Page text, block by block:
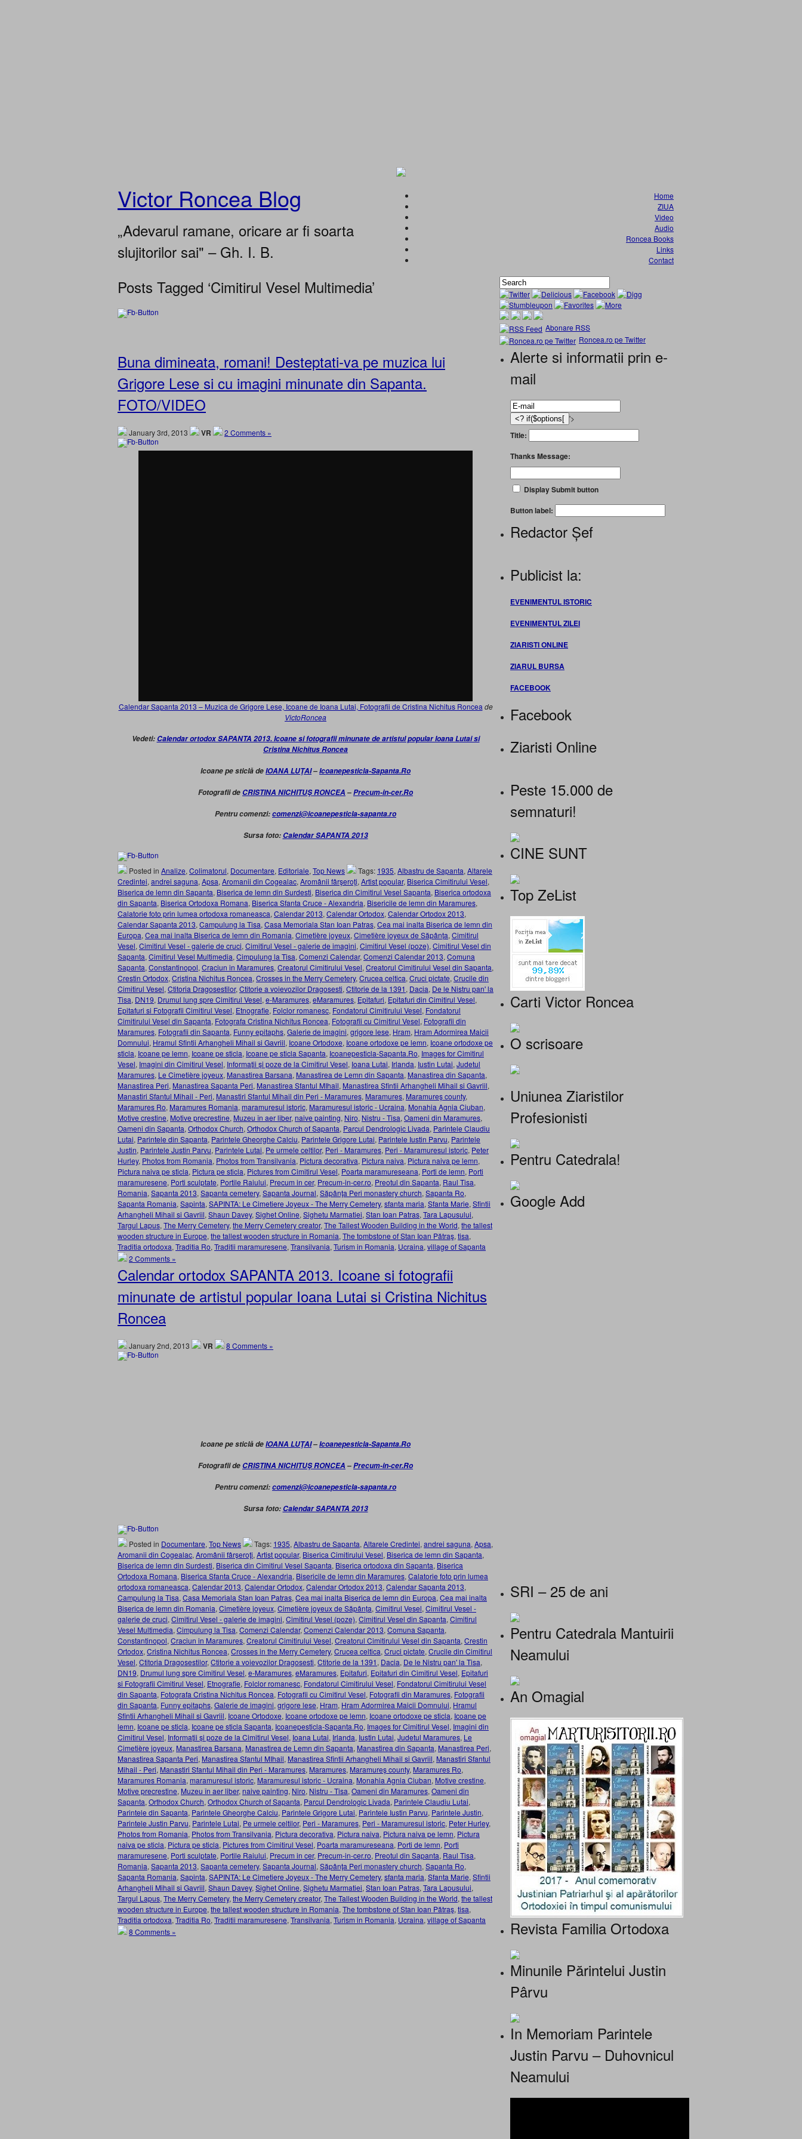
Victor Roncea Blog
„Adevarul ramane, oricare ar fi soarta
slujitorilor sai" – Gh. I. B.
Home
ZIUA
Video
Audio
Roncea Books
Links
Contact
Posts Tagged ‘Cimitirul Vesel Multimedia’
Buna dimineata, romani! Desteptati-va pe muzica lui
Grigore Lese si cu imagini minunate din Sapanta.
FOTO/VIDEO
January 3rd, 2013 VR 2 Comments »
Calendar Sapanta 2013 – Muzica de Grigore Lese, Icoane de Ioana Lutai, Fotografii de Cristina Nichitus Roncea de
VictoRoncea
Vedeti: Calendar ortodox SAPANTA 2013. Icoane si fotografii minunate de artistul popular Ioana Lutai si
Cristina Nichitus Roncea
Icoane pe sticlă deIOANA LUŢAI–Icoanepesticla-Sapanta.Ro
Fotografii de CRISTINA NICHITUŞ RONCEA –Precum-in-cer.Ro
Pentru comenzi:comenzi@icoanepesticla-sapanta.ro
Sursa foto: Calendar SAPANTA 2013
Posted in Analize, Colimatorul, Documentare, Editoriale, Top News Tags: 1935, Albastru de Sapanta, Altarele
Credintei, andrei saguna, Apsa, Aromanii din Cogealac, Aromânii fârşeroţi, Artist popular, Biserica Cimitirului Vesel,
Biserica de lemn din Sapanta, Biserica de lemn din Surdesti, Biserica din Cimitirul Vesel Sapanta, Biserica ortodoxa
din Sapanta, Biserica Ortodoxa Romana, Biserica Sfanta Cruce - Alexandria, Bisericile de lemn din Maramures,
Calatorie foto prin lumea ortodoxa romaneasca, Calendar 2013, Calendar Ortodox, Calendar Ortodox 2013,
Calendar Sapanta 2013, Campulung la Tisa, Casa Memoriala Stan Ioan Patras, Cea mai inalta Biserica de lemn din
Europa, Cea mai inalta Biserica de lemn din Romania, Cimetière joyeux, Cimetière joyeux de Săpânța, Cimitirul
Vesel, Cimitirul Vesel - galerie de cruci, Cimitirul Vesel - galerie de imagini, Cimitirul Vesel (poze), Cimitirul Vesel din
Sapanta, Cimitirul Vesel Multimedia, Cimpulung la Tisa, Comenzi Calendar, Comenzi Calendar 2013, Comuna
Sapanta, Constantinopol, Craciun in Maramures, Creatorul Cimitirului Vesel, Creatorul Cimitirului Vesel din Sapanta,
Crestin Ortodox, Cristina Nichitus Roncea, Crosses in the Merry Cemetery, Crucea celtica, Cruci pictate, Crucile din
Cimitirul Vesel, Ctitoria Dragosestilor, Ctitorie a voievozilor Dragosesti, Ctitorie de la 1391, Dacia, De le Nistru pan' la
Tisa, DN19, Drumul lung spre Cimitirul Vesel, e-Maramures, eMaramures, Epitafuri, Epitafuri din Cimitirul Vesel,
Epitafuri si Fotografii Cimitirul Vesel, Etnografie, Folclor romanesc, Fondatorul Cimitirului Vesel, Fondatorul
Cimitirului Vesel din Sapanta, Fotografa Cristina Nichitus Roncea, Fotografii cu Cimitirul Vesel, Fotografii din
Maramures, Fotografii din Sapanta, Funny epitaphs, Galerie de imagini, grigore lese, Hram, Hram Adormirea Maicii
Domnului, Hramul Sfintii Arhangheli Mihail si Gavriil, Icoane Ortodoxe, Icoane ortodoxe pe lemn, Icoane ortodoxe pe
sticla, Icoane pe lemn, Icoane pe sticla, Icoane pe sticla Sapanta, Icoanepesticla-Sapanta.Ro, Images for Cimitirul
Vesel, Imagini din Cimitirul Vesel, Informații și poze de la Cimitirul Vesel, Ioana Lutai, Irlanda, Iustin Lutai, Judetul
Maramures, Le Cimetière joyeux, Manastirea Barsana, Manastirea de Lemn din Sapanta, Manastirea din Sapanta,
Manastirea Peri, Manastirea Sapanta Peri, Manastirea Sfantul MIhail, Manastirea Sfintii Arhangheli Mihail si Gavriil,
Manastiri Sfantul Mihail - Peri, Manastiri Sfantul Mihail din Peri - Maramures, Maramures, Maramureş county,
Maramures Ro, Maramures Romania, maramuresul istoric, Maramuresul istoric - Ucraina, Monahia Agnia Ciuban,
Motive crestine, Motive precrestine, Muzeu în aer liber, naive painting, Niro, Nistru - Tisa, Oameni din Maramures,
Oameni din Sapanta, Orthodox Church, Orthodox Church of Sapanta, Parcul Dendrologic Livada, Parintele Claudiu
Lutai, Parintele din Sapanta, Parintele Gheorghe Calciu, Parintele Grigore Lutai, Parintele Iustin Parvu, Parintele
Justin, Parintele Justin Parvu, Parintele Lutai, Pe urmele celtilor, Peri - Maramures, Peri - Maramuresul istoric, Peter
Hurley, Photos from Romania, Photos from Transilvania, Pictura decorativa, Pictura naiva, Pictura naiva pe lemn,
Pictura naiva pe sticla, Pictura pe sticla, Pictures from Cimitirul Vesel, Poarta maramureseana, Porti de lemn, Porti
maramuresene, Porti sculptate, Portile Raiului, Precum in cer, Precum-in-cer.ro, Preotul din Sapanta, Raul Tisa,
Romania, Sapanta 2013, Sapanta cemetery, Sapanta Journal, Săpânţa Peri monastery church, Sapanta Ro,
Sapanta Romania, Sapinta, SAPINTA: Le Cimetiere Joyeux - The Merry Cemetery, sfanta maria, Sfanta Marie, Sfintii
Arhangheli Mihail si Gavriil, Shaun Davey, Sighet Online, Sighetu Marmatiei, Stan Ioan Patras, Tara Lapusului,
Targul Lapus, The Merry Cemetery, the Merry Cemetery creator, The Tallest Wooden Building in the World, the tallest
wooden structure in Europe, the tallest wooden structure in Romania, The tombstone of Stan Ioan Pătraş, tisa,
Traditia ortodoxa, Traditia Ro, Traditii maramuresene, Transilvania, Turism in Romania, Ucraina, village of Sapanta
2 Comments »
Calendar ortodox SAPANTA 2013. Icoane si fotografii
minunate de artistul popular Ioana Lutai si Cristina Nichitus
Roncea
January 2nd, 2013 VR 8 Comments »
Icoane pe sticlă deIOANA LUŢAI–Icoanepesticla-Sapanta.Ro
Fotografii de CRISTINA NICHITUŞ RONCEA –Precum-in-cer.Ro
Pentru comenzi:comenzi@icoanepesticla-sapanta.ro
Sursa foto: Calendar SAPANTA 2013
Posted in Documentare, Top News Tags: 1935, Albastru de Sapanta, Altarele Credintei, andrei saguna, Apsa,
Aromanii din Cogealac, Aromânii fârşeroţi, Artist popular, Biserica Cimitirului Vesel, Biserica de lemn din Sapanta,
Biserica de lemn din Surdesti, Biserica din Cimitirul Vesel Sapanta, Biserica ortodoxa din Sapanta, Biserica
Ortodoxa Romana, Biserica Sfanta Cruce - Alexandria, Bisericile de lemn din Maramures, Calatorie foto prin lumea
ortodoxa romaneasca, Calendar 2013, Calendar Ortodox, Calendar Ortodox 2013, Calendar Sapanta 2013,
Campulung la Tisa, Casa Memoriala Stan Ioan Patras, Cea mai inalta Biserica de lemn din Europa, Cea mai inalta
Biserica de lemn din Romania, Cimetière joyeux, Cimetière joyeux de Săpânța, Cimitirul Vesel, Cimitirul Vesel -
galerie de cruci, Cimitirul Vesel - galerie de imagini, Cimitirul Vesel (poze), Cimitirul Vesel din Sapanta, Cimitirul
Vesel Multimedia, Cimpulung la Tisa, Comenzi Calendar, Comenzi Calendar 2013, Comuna Sapanta,
Constantinopol, Craciun in Maramures, Creatorul Cimitirului Vesel, Creatorul Cimitirului Vesel din Sapanta, Crestin
Ortodox, Cristina Nichitus Roncea, Crosses in the Merry Cemetery, Crucea celtica, Cruci pictate, Crucile din Cimitirul
Vesel, Ctitoria Dragosestilor, Ctitorie a voievozilor Dragosesti, Ctitorie de la 1391, Dacia, De le Nistru pan' la Tisa,
DN19, Drumul lung spre Cimitirul Vesel, e-Maramures, eMaramures, Epitafuri, Epitafuri din Cimitirul Vesel, Epitafuri
si Fotografii Cimitirul Vesel, Etnografie, Folclor romanesc, Fondatorul Cimitirului Vesel, Fondatorul Cimitirului Vesel
din Sapanta, Fotografa Cristina Nichitus Roncea, Fotografii cu Cimitirul Vesel, Fotografii din Maramures, Fotografii
din Sapanta, Funny epitaphs, Galerie de imagini, grigore lese, Hram, Hram Adormirea Maicii Domnului, Hramul
Sfintii Arhangheli Mihail si Gavriil, Icoane Ortodoxe, Icoane ortodoxe pe lemn, Icoane ortodoxe pe sticla, Icoane pe
lemn, Icoane pe sticla, Icoane pe sticla Sapanta, Icoanepesticla-Sapanta.Ro, Images for Cimitirul Vesel, Imagini din
Cimitirul Vesel, Informații și poze de la Cimitirul Vesel, Ioana Lutai, Irlanda, Iustin Lutai, Judetul Maramures, Le
Cimetière joyeux, Manastirea Barsana, Manastirea de Lemn din Sapanta, Manastirea din Sapanta, Manastirea Peri,
Manastirea Sapanta Peri, Manastirea Sfantul MIhail, Manastirea Sfintii Arhangheli Mihail si Gavriil, Manastiri Sfantul
Mihail - Peri, Manastiri Sfantul Mihail din Peri - Maramures, Maramures, Maramureş county, Maramures Ro,
Maramures Romania, maramuresul istoric, Maramuresul istoric - Ucraina, Monahia Agnia Ciuban, Motive crestine,
Motive precrestine, Muzeu în aer liber, naive painting, Niro, Nistru - Tisa, Oameni din Maramures, Oameni din
Sapanta, Orthodox Church, Orthodox Church of Sapanta, Parcul Dendrologic Livada, Parintele Claudiu Lutai,
Parintele din Sapanta, Parintele Gheorghe Calciu, Parintele Grigore Lutai, Parintele Iustin Parvu, Parintele Justin,
Parintele Justin Parvu, Parintele Lutai, Pe urmele celtilor, Peri - Maramures, Peri - Maramuresul istoric, Peter Hurley,
Photos from Romania, Photos from Transilvania, Pictura decorativa, Pictura naiva, Pictura naiva pe lemn, Pictura
naiva pe sticla, Pictura pe sticla, Pictures from Cimitirul Vesel, Poarta maramureseana, Porti de lemn, Porti
maramuresene, Porti sculptate, Portile Raiului, Precum in cer, Precum-in-cer.ro, Preotul din Sapanta, Raul Tisa,
Romania, Sapanta 2013, Sapanta cemetery, Sapanta Journal, Săpânţa Peri monastery church, Sapanta Ro,
Sapanta Romania, Sapinta, SAPINTA: Le Cimetiere Joyeux - The Merry Cemetery, sfanta maria, Sfanta Marie, Sfintii
Arhangheli Mihail si Gavriil, Shaun Davey, Sighet Online, Sighetu Marmatiei, Stan Ioan Patras, Tara Lapusului,
Targul Lapus, The Merry Cemetery, the Merry Cemetery creator, The Tallest Wooden Building in the World, the tallest
wooden structure in Europe, the tallest wooden structure in Romania, The tombstone of Stan Ioan Pătraş, tisa,
Traditia ortodoxa, Traditia Ro, Traditii maramuresene, Transilvania, Turism in Romania, Ucraina, village of Sapanta
8 Comments »
Abonare RSS
Roncea.ro pe Twitter
Alerte si informatii prin e-
mail
'>
Title:
Thanks Message:
Display Submit button
Button label:
Redactor Șef
Publicist la:
EVENIMENTUL ISTORIC
EVENIMENTUL ZILEI
ZIARISTI ONLINE
ZIARUL BURSA
FACEBOOK
Facebook
Ziaristi Online
Peste 15.000 de
semnaturi!
CINE SUNT
Top ZeList
Carti Victor Roncea
O scrisoare
Uniunea Ziaristilor
Profesionisti
Pentru Catedrala!
Google Add
SRI – 25 de ani
Pentru Catedrala Mantuirii
Neamului
An Omagial
Revista Familia Ortodoxa
Minunile Părintelui Justin
Pârvu
In Memoriam Parintele
Justin Parvu – Duhovnicul
Neamului